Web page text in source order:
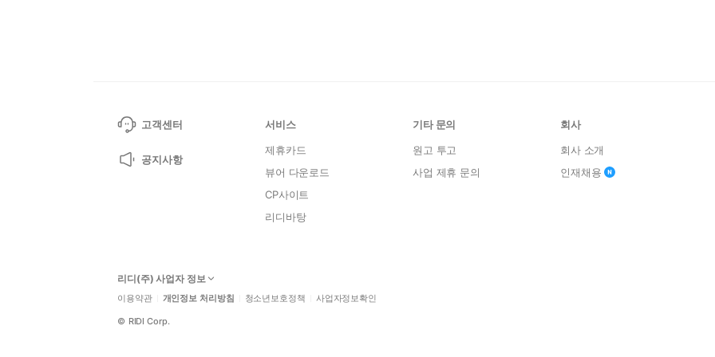
고객센터
공지사항
서비스
제휴카드
뷰어 다운로드
CP사이트
리디바탕
기타 문의
원고 투고
사업 제휴 문의
회사
회사 소개
인재채용
리디(주) 사업자 정보
이용약관 개인정보 처리방침 청소년보호정책 사업자정보확인
© RIDI Corp.